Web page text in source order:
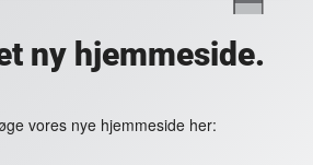
ny hjemmeside.
vores nye hjemmeside her: